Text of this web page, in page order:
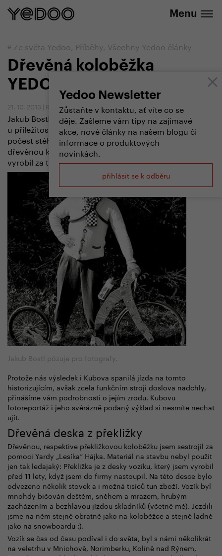
Menu
Yedoo Newsletter
Zůstaňte v kontaktu, ať víte co se
děje. Zašleme vám tipy na zajímavé
akce, nové články na našem blogu či
informace o produktových
novinkách.
přihlásit se k odběru
# Ze světa Yedoo, Příběhy, Všechny Yedoo články
Dřevěná koloběžka
YEDOO 1913
21. 10. 2013 | Redakce
Jakub Bostl, hlavní konstruktér značky Yedoo
u příležitosti koloběžkového závodu konaného na
počest stého výročí Tour de France sestrojil unikátní
dřevěnou koloběžku. Model, který nazval Yedoo 1913,
vyrobil za tři večery z překližky přepravního vozíku.
Jakub Bostl pózuje pro fotografy.
Protože nás výsledek i Kubova spanilá jízda na tomto
historizujícím, avšak zcela funkčním stroji doslova nadchly,
přinášíme vám podrobnosti o jejím zrodu. Kubovu
fotoreportáž i jeho svérázně podaný výklad si nesmíte nechat
ujít.
Dřevěná deska z překližky
Dřevěnou, respektive překližkovou koloběžku jsem sestrojil za
pomoci Yardy „Lesíka“ Hájka. Materiál na stavbu nebyl použit
jen tak ledajaký: Překližka je z desky vozíku, který jsem vyrobil
před 11 lety, když jsem do firmy nastoupil. Na této desce bylo
odvezeno několik stovek a i možná tisíců tun zboží. Vozík byl
mnohdy bičován deštěm, sněhem a mrazem, hrubým
zacházením a bezhlavou jízdou skladníků (včetně mě). Jezdili
jsme na něm stejně obratně jako na koloběžce a stejně ladně
jako na snowboardu :).
Vozík se čas od času podíval i do světa, byl s námi několikrát
na veletrhu v Mnichově, Norimberku, Kolíně nad Rýnem,